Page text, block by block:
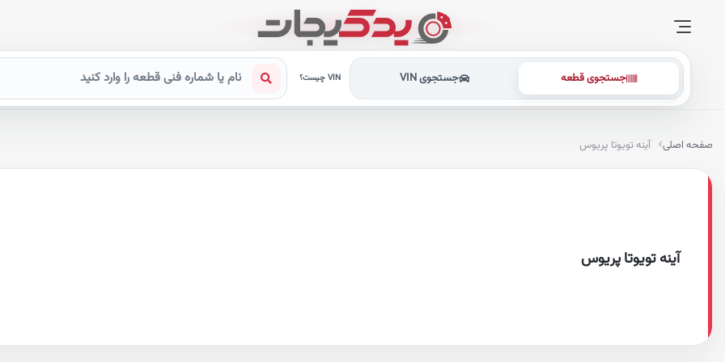
جستجوی قطعه جستجوی VIN VIN چیست؟
صفحه اصلی آینه تویوتا پریوس
آینه تویوتا پریوس